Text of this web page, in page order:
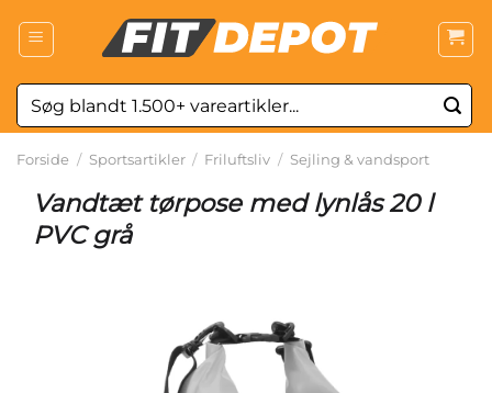
Søg
efter:
Forside / Sportsartikler / Friluftsliv / Sejling & vandsport
Vandtæt tørpose med lynlås 20 l
PVC grå